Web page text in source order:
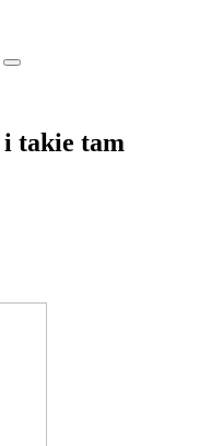
i takie tam